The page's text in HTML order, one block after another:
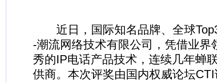
近日，国际知名品牌、全球
-潮流网络技术有限公司，凭借业界
秀的IP电话产品技术，连续几年蝉
供商。本次评奖由国内权威论坛